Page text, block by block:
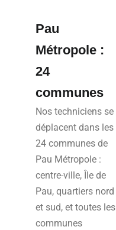
Pau
Métropole :
24
communes
Nos techniciens se
déplacent dans les
24 communes de
Pau Métropole :
centre-ville, Île de
Pau, quartiers nord
et sud, et toutes les
communes